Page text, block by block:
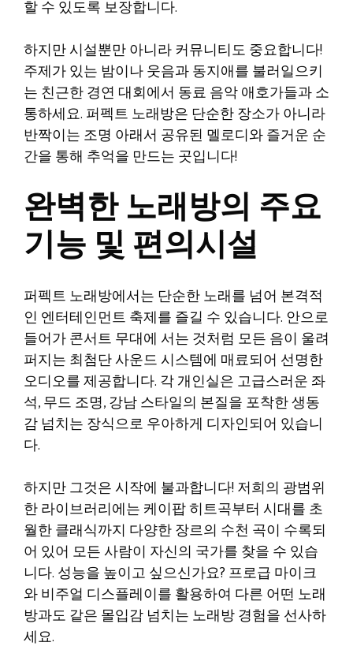
할 수 있도록 보장합니다.
하지만 시설뿐만 아니라 커뮤니티도 중요합니다!
주제가 있는 밤이나 웃음과 동지애를 불러일으키
는 친근한 경연 대회에서 동료 음악 애호가들과 소
통하세요. 퍼펙트 노래방은 단순한 장소가 아니라
반짝이는 조명 아래서 공유된 멜로디와 즐거운 순
간을 통해 추억을 만드는 곳입니다!
완벽한 노래방의 주요
기능 및 편의시설
퍼펙트 노래방에서는 단순한 노래를 넘어 본격적
인 엔터테인먼트 축제를 즐길 수 있습니다. 안으로
들어가 콘서트 무대에 서는 것처럼 모든 음이 울려
퍼지는 최첨단 사운드 시스템에 매료되어 선명한
오디오를 제공합니다. 각 개인실은 고급스러운 좌
석, 무드 조명, 강남 스타일의 본질을 포착한 생동
감 넘치는 장식으로 우아하게 디자인되어 있습니
다.
하지만 그것은 시작에 불과합니다! 저희의 광범위
한 라이브러리에는 케이팝 히트곡부터 시대를 초
월한 클래식까지 다양한 장르의 수천 곡이 수록되
어 있어 모든 사람이 자신의 국가를 찾을 수 있습
니다. 성능을 높이고 싶으신가요? 프로급 마이크
와 비주얼 디스플레이를 활용하여 다른 어떤 노래
방과도 같은 몰입감 넘치는 노래방 경험을 선사하
세요.